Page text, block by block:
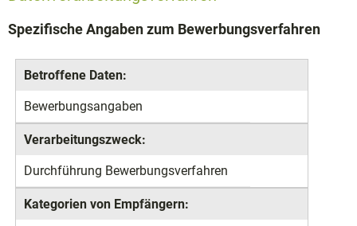
Spezifische Angaben zum Bewerbungsverfahren
Betroffene Daten:
Bewerbungsangaben
Verarbeitungszweck:
Durchführung Bewerbungsverfahren
Kategorien von Empfängern: